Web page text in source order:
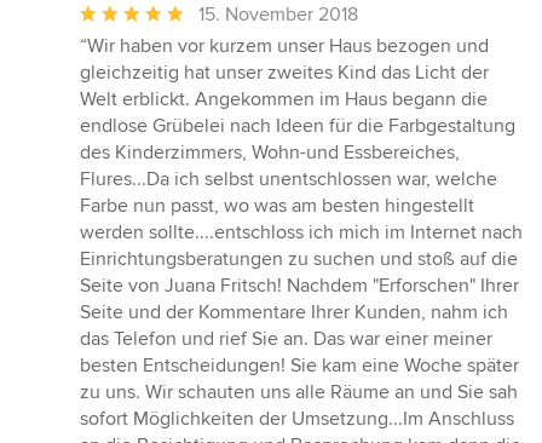
Durchschnittliche
Bewertung:
5
von
5
Sternen
15. November 2018
“Wir haben vor kurzem unser Haus bezogen und
gleichzeitig hat unser zweites Kind das Licht der
Welt erblickt. Angekommen im Haus begann die
endlose Grübelei nach Ideen für die Farbgestaltung
des Kinderzimmers, Wohn-und Essbereiches,
Flures...Da ich selbst unentschlossen war, welche
Farbe nun passt, wo was am besten hingestellt
werden sollte....entschloss ich mich im Internet nach
Einrichtungsberatungen zu suchen und stoß auf die
Seite von Juana Fritsch! Nachdem "Erforschen" Ihrer
Seite und der Kommentare Ihrer Kunden, nahm ich
das Telefon und rief Sie an. Das war einer meiner
besten Entscheidungen! Sie kam eine Woche später
zu uns. Wir schauten uns alle Räume an und Sie sah
sofort Möglichkeiten der Umsetzung...Im Anschluss